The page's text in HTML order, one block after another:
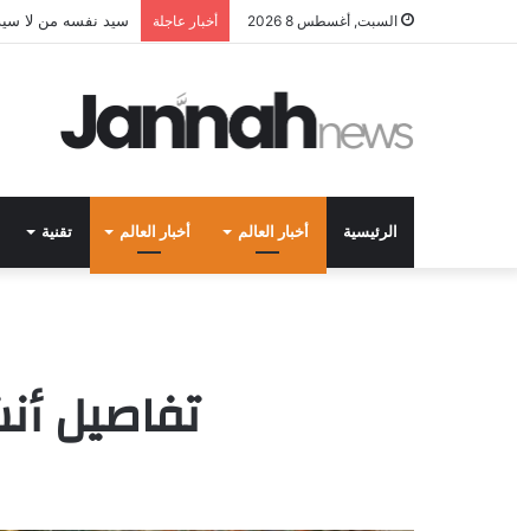
السبت, أغسطس 8 2026 أخبار عاجلة سيد نفسه من لا
الرئيسية أخبار العالم أخبار العالم تقنية
تفاصيل